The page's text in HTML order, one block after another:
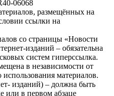
06068
размещённых на
ссылки на
со страницы «Новости
изданий – обязательна
систем гиперссылка.
в независимости от
материалов.
изданий) – должна быть
или в первом абзаце